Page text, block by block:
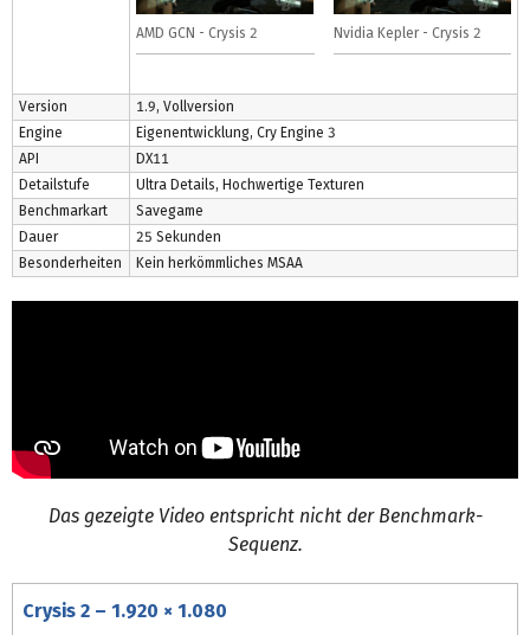
AMD GCN - Crysis 2 Nvidia Kepler - Crysis 2
Version
1.9, Vollversion
Engine
Eigenentwicklung, Cry Engine 3
API
DX11
Detailstufe
Ultra Details, Hochwertige Texturen
Benchmarkart
Savegame
Dauer
25 Sekunden
Besonderheiten
Kein herkömmliches MSAA
Das gezeigte Video entspricht nicht der Benchmark-
Sequenz.
Crysis 2 – 1.920 × 1.080